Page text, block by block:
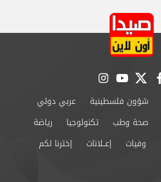
facebook
twitter
youtube
instagram
شؤون فلسطينية
عربي دولي
صحة وطب تكنولوجيا
رياضة
وفيات إعــلانات
إخترنا لكم